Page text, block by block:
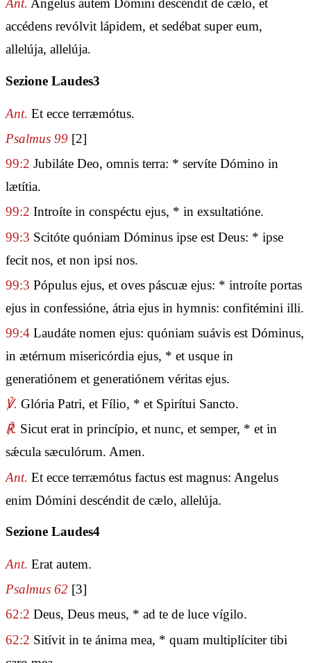
Ant. Angelus autem Dómini descéndit de cælo, et
accédens revólvit lápidem, et sedébat super eum,
allelúja, allelúja.
Sezione Laudes3
Ant. Et ecce terræmótus.
Psalmus 99 [2]
99:2 Jubiláte Deo, omnis terra: * servíte Dómino in
lætítia.
99:2 Introíte in conspéctu ejus, * in exsultatióne.
99:3 Scitóte quóniam Dóminus ipse est Deus: * ipse
fecit nos, et non ipsi nos.
99:3 Pópulus ejus, et oves páscuæ ejus: * introíte portas
ejus in confessióne, átria ejus in hymnis: confitémini illi.
99:4 Laudáte nomen ejus: quóniam suávis est Dóminus,
in ætérnum misericórdia ejus, * et usque in
generatiónem et generatiónem véritas ejus.
℣. Glória Patri, et Fílio, * et Spirítui Sancto.
℟. Sicut erat in princípio, et nunc, et semper, * et in
sǽcula sæculórum. Amen.
Ant. Et ecce terræmótus factus est magnus: Angelus
enim Dómini descéndit de cælo, allelúja.
Sezione Laudes4
Ant. Erat autem.
Psalmus 62 [3]
62:2 Deus, Deus meus, * ad te de luce vígilo.
62:2 Sitívit in te ánima mea, * quam multiplíciter tibi